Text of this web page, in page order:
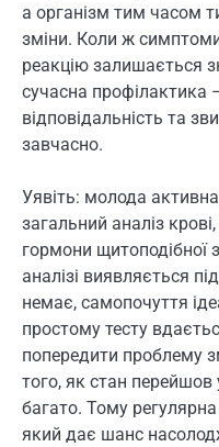
а організм тим часом
зміни. Коли ж
реакцію залишається
сучасна профілактика
відповідальність та
завчасно.
Уявіть: молода
загальний аналіз
гормони щитоподібної
аналізі виявляється
немає, самопочуття
простому тесту
попередити проблему
того, як стан перейшов
багато. Тому
який дає шанс